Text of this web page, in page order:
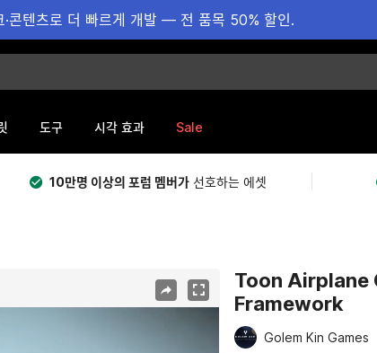
·콘텐츠로 더 빠르게 개발 — 전 품목 50% 할인.
도구 시각 효과 Sale
10만명 이상의 포럼 멤버가 선호하는 에셋
Toon Airplane
Framework
Golem Kin Games